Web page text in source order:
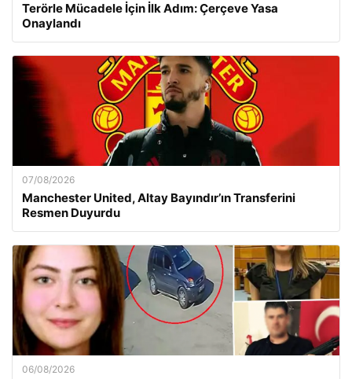
Terörle Mücadele İçin İlk Adım: Çerçeve Yasa
Onaylandı
07/08/2026
Manchester United, Altay Bayındır’ın Transferini
Resmen Duyurdu
06/08/2026